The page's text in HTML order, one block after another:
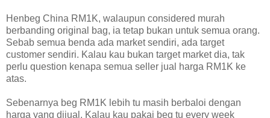
Henbeg China RM1K, walaupun considered murah
berbanding original bag, ia tetap bukan untuk semua orang.
Sebab semua benda ada market sendiri, ada target
customer sendiri. Kalau kau bukan target market dia, tak
perlu question kenapa semua seller jual harga RM1K ke
atas.
Sebenarnya beg RM1K lebih tu masih berbaloi dengan
harga yang dijual. Kalau kau pakai beg tu every week